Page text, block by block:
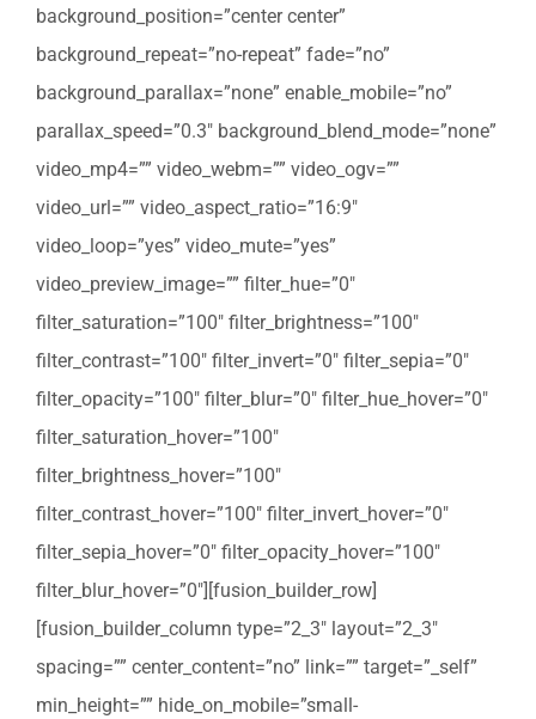
background_position=”center center”
background_repeat=”no-repeat” fade=”no”
background_parallax=”none” enable_mobile=”no”
parallax_speed=”0.3″ background_blend_mode=”none”
video_mp4=”” video_webm=”” video_ogv=””
video_url=”” video_aspect_ratio=”16:9″
video_loop=”yes” video_mute=”yes”
video_preview_image=”” filter_hue=”0″
filter_saturation=”100″ filter_brightness=”100″
filter_contrast=”100″ filter_invert=”0″ filter_sepia=”0″
filter_opacity=”100″ filter_blur=”0″ filter_hue_hover=”0″
filter_saturation_hover=”100″
filter_brightness_hover=”100″
filter_contrast_hover=”100″ filter_invert_hover=”0″
filter_sepia_hover=”0″ filter_opacity_hover=”100″
filter_blur_hover=”0″][fusion_builder_row]
[fusion_builder_column type=”2_3″ layout=”2_3″
spacing=”” center_content=”no” link=”” target=”_self”
min_height=”” hide_on_mobile=”small-